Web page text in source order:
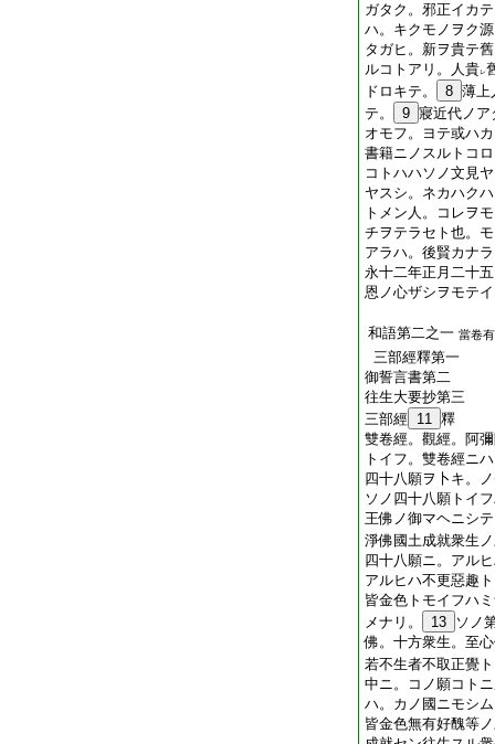
ガタク。邪正イカ
ハ。キクモノヲク
タガヒ。新ヲ貴テ
ルコトアリ。人貴レ
ドロキテ。
8 薄上
テ。
9 寢近代ノア
オモフ。ヨテ或ハ
書籍ニノスルトコ
コトハハソノ文見
ヤスシ。ネカハク
トメン人。コレヲ
チヲテラセト也。
アラハ。後賢カナ
永十二年正月二十
恩ノ心ザシヲモテ
和語第二之一 當卷有
三部經釋第一
御誓言書第二
往生大要抄第三
三部經 11 釋
雙卷經。觀經。阿
トイフ。雙卷經ニ
四十八願ヲ卜キ。
ソノ四十八願トイ
王佛ノ御マヘニシ
淨佛國土成就衆生
四十八願ニ。アル
アルヒハ不更惡趣
皆金色トモイフハ
メナリ。
13
ソノ
佛。十方衆生。至
若不生者不取正覺
中ニ。コノ願コト
ハ。カノ國ニモシ
皆金色無有好醜等